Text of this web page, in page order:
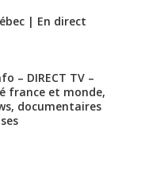
| En direct
– DIRECT TV –
france et monde,
documentaires